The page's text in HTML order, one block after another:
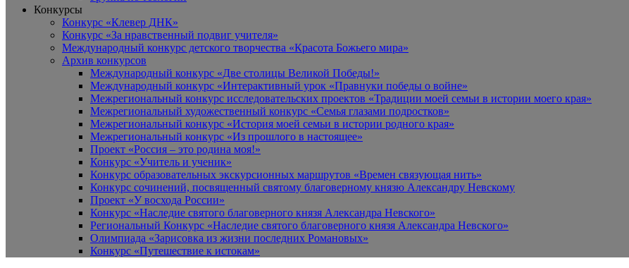
Конкурсы
Конкурс «Клевер ДНК»
Конкурс «За нравственный подвиг учителя»
Международный конкурс детского творчества «Красота Божьего мира»
Архив конкурсов
Международный конкурс «Две столицы Великой Победы!»
Международный конкурс «Интерактивный урок «Правнуки победы о войне»
Межрегиональный конкурс исследовательских проектов «Традиции моей семьи в истории моего края»
Межрегиональный художественный конкурс «Семья глазами подростков»
Межрегиональный конкурс «История моей семьи в истории родного края»
Межрегиональный конкурс «Из прошлого в настоящее»
Проект «Россия – это родина моя!»
Конкурс «Учитель и ученик»
Конкурс образовательных экскурсионных маршрутов «Времен связующая нить»
Конкурс сочинений, посвященный святому благоверному князю Александру Невскому
Проект «У восхода России»
Конкурс «Наследие святого благоверного князя Александра Невского»
Региональный Конкурс «Наследие святого благоверного князя Александра Невского»
Олимпиада «Зарисовка из жизни последних Романовых»
Конкурс «Путешествие к истокам»